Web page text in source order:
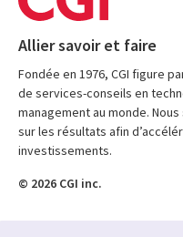
Allier savoir et faire
Fondée en 1976, CGI figure
de services-conseils en
management au monde.
sur les résultats afin
investissements.
© 2026 CGI inc.